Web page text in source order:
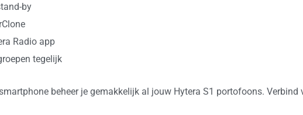
by
Radio app
tegelijk
beheer je gemakkelijk al jouw Hytera S1 portofoons.